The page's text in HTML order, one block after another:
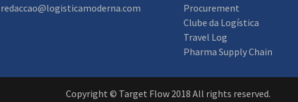
redaccao@logisticamoderna.com
Procurement
Clube da Logística
Travel Log
Pharma Supply Chain
Copyright © Target Flow 2018 All rights reserved.